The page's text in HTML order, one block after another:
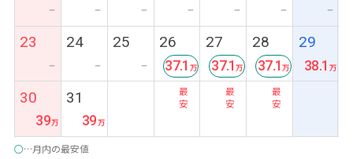
ー ー ー ー ー ー ー
23
ー
24
ー
25
ー
26
最
安
37.1
27
最
安
37.1
28
最
安
37.1
29
38.1
30
39
31
39
○…月内の最安値